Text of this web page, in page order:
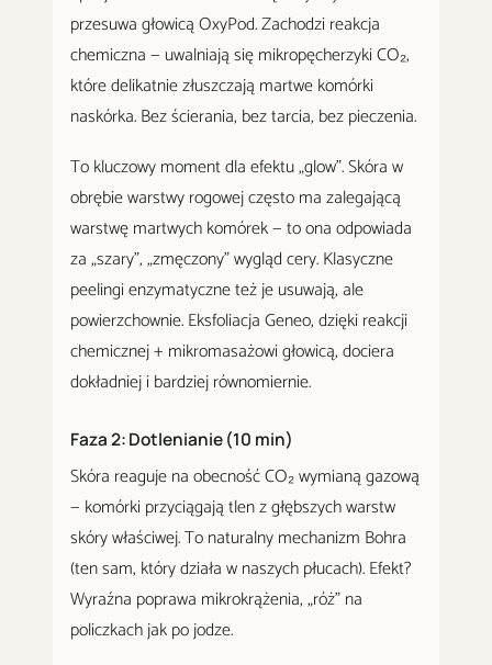
przesuwa głowicą OxyPod. Zachodzi reakcja
chemiczna — uwalniają się mikropęcherzyki CO₂,
które delikatnie złuszczają martwe komórki
naskórka. Bez ścierania, bez tarcia, bez pieczenia.
To kluczowy moment dla efektu „glow". Skóra w
obrębie warstwy rogowej często ma zalegającą
warstwę martwych komórek — to ona odpowiada
za „szary", „zmęczony" wygląd cery. Klasyczne
peelingi enzymatyczne też je usuwają, ale
powierzchownie. Eksfoliacja Geneo, dzięki reakcji
chemicznej + mikromasażowi głowicą, dociera
dokładniej i bardziej równomiernie.
Faza 2: Dotlenianie (10 min)
Skóra reaguje na obecność CO₂ wymianą gazową
— komórki przyciągają tlen z głębszych warstw
skóry właściwej. To naturalny mechanizm Bohra
(ten sam, który działa w naszych płucach). Efekt?
Wyraźna poprawa mikrokrążenia, „róż" na
policzkach jak po jodze.